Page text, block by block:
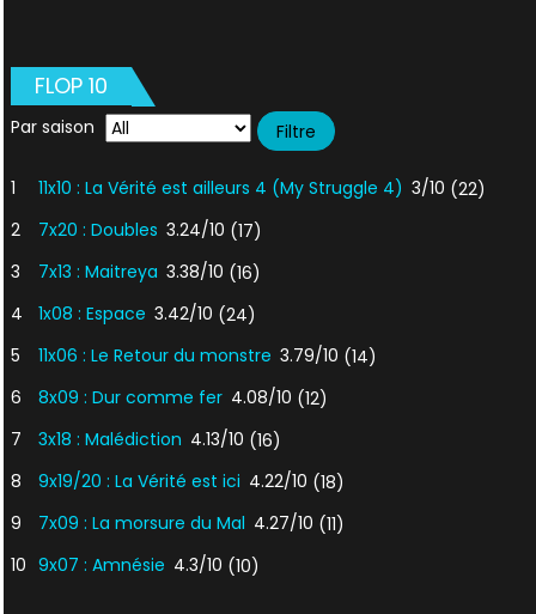
FLOP 10
Par saison
1 11x10 : La Vérité est ailleurs 4 (My Struggle 4) 3/10 (22)
2
7x20 : Doubles 3.24/10 (17)
3
7x13 : Maitreya 3.38/10 (16)
4
1x08 : Espace 3.42/10 (24)
5
11x06 : Le Retour du monstre 3.79/10 (14)
6
8x09 : Dur comme fer 4.08/10 (12)
7
3x18 : Malédiction 4.13/10 (16)
8
9x19/20 : La Vérité est ici 4.22/10 (18)
9
7x09 : La morsure du Mal 4.27/10 (11)
10 9x07 : Amnésie 4.3/10 (10)